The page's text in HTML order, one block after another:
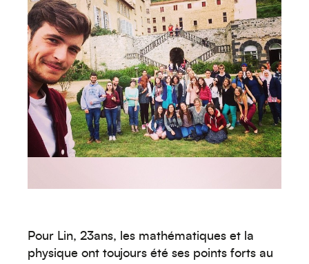
Pour Lin, 23ans, les mathématiques et la
physique ont toujours été ses points forts au